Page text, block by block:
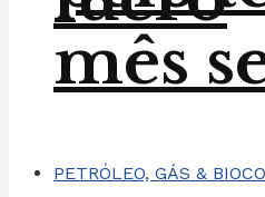
mês
PETRÓLEO, GÁS &